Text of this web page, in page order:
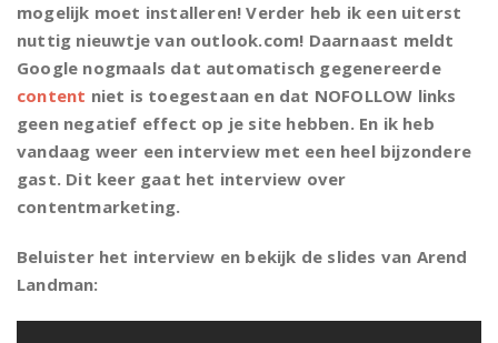
mogelijk moet installeren! Verder heb ik een uiterst
nuttig nieuwtje van outlook.com! Daarnaast meldt
Google nogmaals dat automatisch gegenereerde
content niet is toegestaan en dat NOFOLLOW links
geen negatief effect op je site hebben. En ik heb
vandaag weer een interview met een heel bijzondere
gast. Dit keer gaat het interview over
contentmarketing.
Beluister het interview en bekijk de slides van Arend
Landman: